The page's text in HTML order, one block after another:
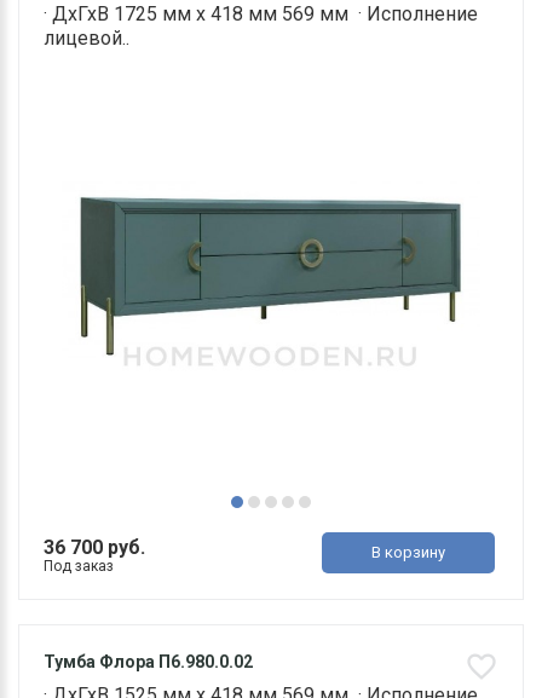
· ДхГхВ 1725 мм х 418 мм 569 мм · Исполнение
лицевой..
36 700 руб.
Под заказ
В корзину
Тумба Флора П6.980.0.02